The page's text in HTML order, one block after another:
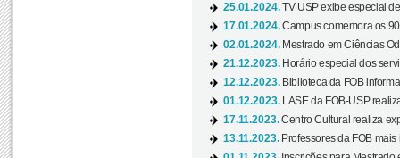
25.01.2024.TV USP exibe especial
17.01.2024.Campus comemora os
02.01.2024. Mestrado em Ciências
21.12.2023. Horário especial dos
12.12.2023. Biblioteca da FOB
01.12.2023.
LASE da FOB-USP
17.11.2023.Centro Cultural realiza
13.11.2023. Professores da FOB